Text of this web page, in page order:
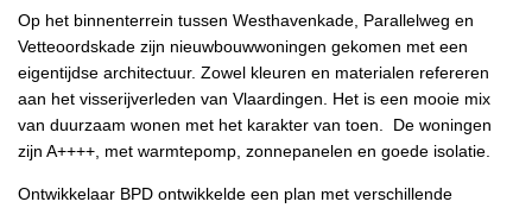
Op het binnenterrein tussen Westhavenkade, Parallelweg en
Vetteoordskade zijn nieuwbouwwoningen gekomen met een
eigentijdse architectuur. Zowel kleuren en materialen refereren
aan het visserijverleden van Vlaardingen. Het is een mooie mix
van duurzaam wonen met het karakter van toen. De woningen
zijn A++++, met warmtepomp, zonnepanelen en goede isolatie.
Ontwikkelaar BPD ontwikkelde een plan met verschillende